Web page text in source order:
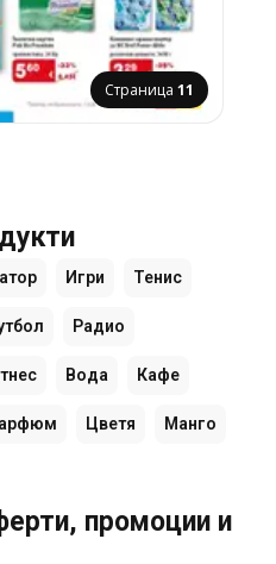
Страница 11
Игри Тенис
Радио
Вода Кафе
Цветя Манго
промоции и